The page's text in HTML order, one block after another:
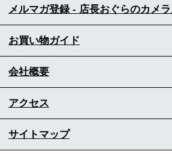
メルマガ登録 - 店長おぐらのカメ
お買い物ガイド
会社概要
アクセス
サイトマップ